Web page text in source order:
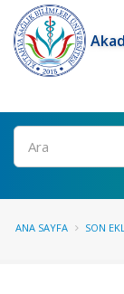
Ara
ANA SAYFA SON